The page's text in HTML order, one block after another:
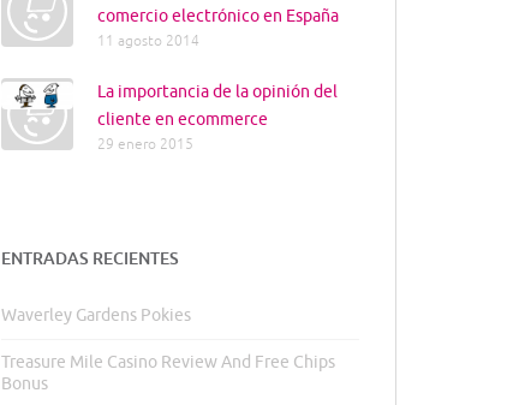
comercio electrónico en España
11 agosto 2014
La importancia de la opinión del
cliente en ecommerce
29 enero 2015
ENTRADAS RECIENTES
Waverley Gardens Pokies
Treasure Mile Casino Review And Free Chips
Bonus